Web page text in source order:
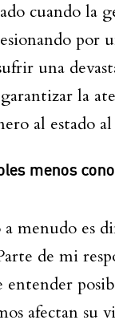
cuando la
por
una
la
al estado
menos
menudo es
de mi
entender
afectan